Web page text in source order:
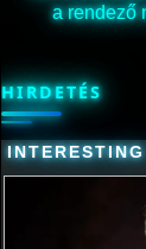
a rendező
HIRDETÉS